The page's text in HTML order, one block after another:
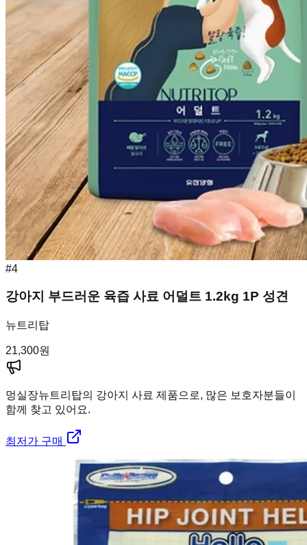
#4
강아지 부드러운 육즙 사료 어덜트 1.2kg 1P 성견
뉴트리탑
21,300원
멍실장뉴트리탑의 강아지 사료 제품으로, 많은 보호자분들이
함께 찾고 있어요.
최저가 구매